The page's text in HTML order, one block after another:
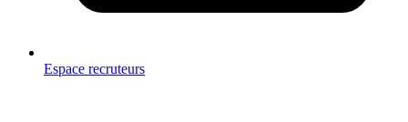
Espace recruteurs